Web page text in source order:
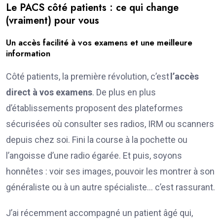
Le PACS côté patients : ce qui change
(vraiment) pour vous
Un accès facilité à vos examens et une meilleure
information
Côté patients, la première révolution, c’est l’accès
direct à vos examens. De plus en plus
d’établissements proposent des plateformes
sécurisées où consulter ses radios, IRM ou scanners
depuis chez soi. Fini la course à la pochette ou
l’angoisse d’une radio égarée. Et puis, soyons
honnêtes : voir ses images, pouvoir les montrer à son
généraliste ou à un autre spécialiste… c’est rassurant.
J’ai récemment accompagné un patient âgé qui,